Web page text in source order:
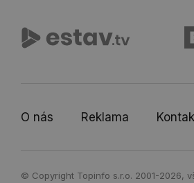
O nás Reklama
© Copyright Topinfo s.r.o. 2001-2026,